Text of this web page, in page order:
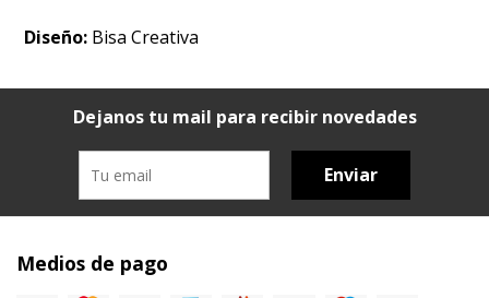
Diseño: Bisa Creativa
Dejanos tu mail para recibir novedades
Enviar
Medios de pago